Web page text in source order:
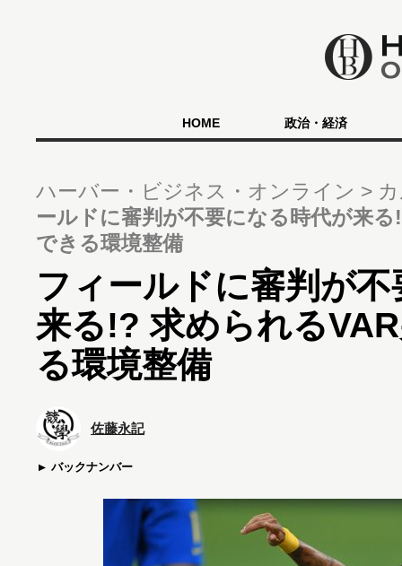
HOME 政治・経済
ハーバー・ビジネス・オンライン
ールドに審判が不要になる時代が来
できる環境整備
フィールドに審判が
来る!? 求められる
る環境整備
佐藤永記
バックナンバー